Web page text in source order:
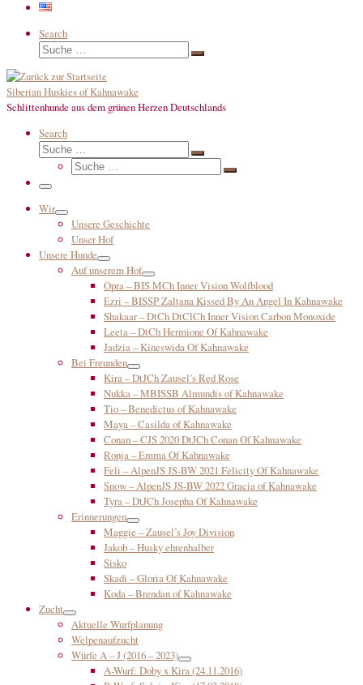
Search
Suche
Suche
Siberian Huskies of Kahnawake
Schlittenhunde aus dem grünen Herzen Deutschlands
Search
Suche
Suche
Suche
Suche
Menü
Wir
Unsere Geschichte
Unser Hof
Unsere Hunde
Auf unserem Hof
Opra – BIS MCh Inner Vision Wolfblood
Ezri – BISSP Zaltana Kissed By An Angel In Kahnawake
Shakaar – DtCh DtClCh Inner Vision Carbon Monoxide
Leeta – DtCh Hermione Of Kahnawake
Jadzia – Kineswida Of Kahnawake
Bei Freunden
Kira – DtJCh Zausel’s Red Rose
Nukka – MBISSB Almundis of Kahnawake
Tio – Benedictus of Kahnawake
Maya – Casilda of Kahnawake
Conan – CJS 2020 DtJCh Conan Of Kahnawake
Ronja – Emma Of Kahnawake
Feli – AlpenJS JS-BW 2021 Felicity Of Kahnawake
Snow – AlpenJS JS-BW 2022 Gracia of Kahnawake
Tyra – DtJCh Josepha Of Kahnawake
Erinnerungen
Maggie – Zausel’s Joy Division
Jakob – Husky ehrenhalber
Sisko
Skadi – Gloria Of Kahnawake
Koda – Brendan of Kahnawake
Zucht
Aktuelle Wurfplanung
Welpenaufzucht
Würfe A – J (2016 – 2023)
A-Wurf: Doby x Kira (24.11.2016)